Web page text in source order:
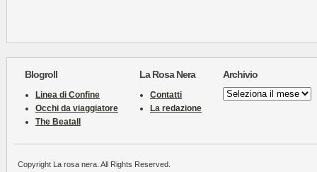
Blogroll
Linea di Confine
Occhi da viaggiatore
The Beatall
La Rosa Nera
Contatti
La redazione
Archivio
Archivio
Copyright La rosa nera. All Rights Reserved.